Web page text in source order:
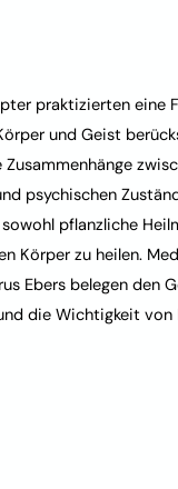
praktizierten eine
und Geist
psychischen
pflanzliche
Körper zu heilen.
Ebers belegen den
die Wichtigkeit von